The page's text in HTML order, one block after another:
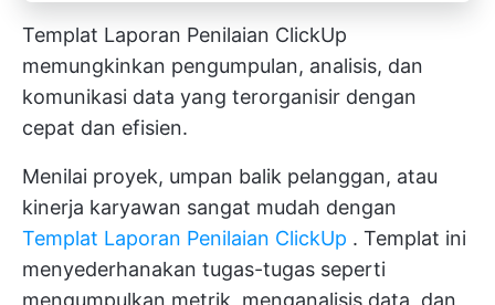
Templat Laporan Penilaian ClickUp
memungkinkan pengumpulan, analisis, dan
komunikasi data yang terorganisir dengan
cepat dan efisien.
Menilai proyek, umpan balik pelanggan, atau
kinerja karyawan sangat mudah dengan
Templat Laporan Penilaian ClickUp . Templat ini
menyederhanakan tugas-tugas seperti